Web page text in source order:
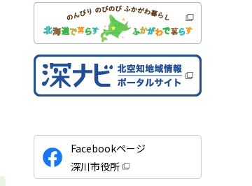
公
式
S
Facebookページ
深川市役所
（